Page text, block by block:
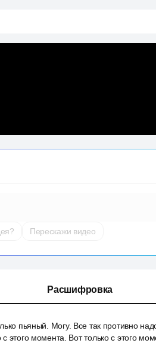
Перескажи видео
Расшифровка
пьяный. Могу. Все так противно
этого момента. Вот только с этого